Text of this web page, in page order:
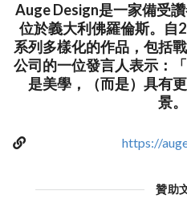
Auge Design是一家備受
位於義大利佛羅倫斯。自
系列多樣化的作品，包括
公司的一位發言人表示：
是美學，（而是）具有
景。
https://
贊助